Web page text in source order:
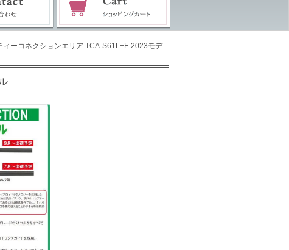
ーコネクションエリア TCA-S61L+E 2023モデ